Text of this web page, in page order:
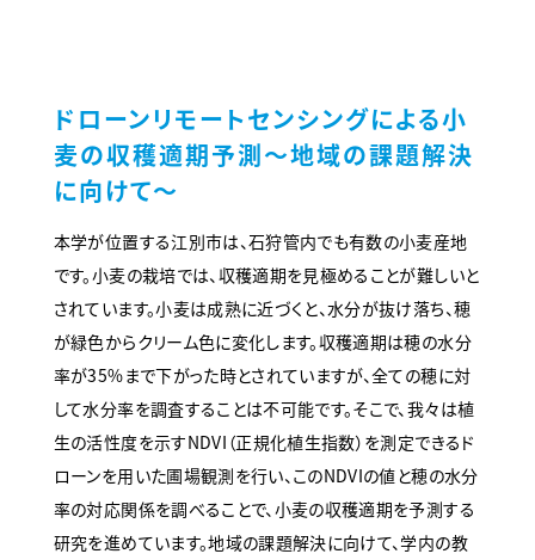
ドローンリモートセンシングによる小
麦の収穫適期予測～地域の課題解決
に向けて～
本学が位置する江別市は、石狩管内でも有数の小麦産地
です。小麦の栽培では、収穫適期を見極めることが難しいと
されています。小麦は成熟に近づくと、水分が抜け落ち、穂
が緑色からクリーム色に変化します。収穫適期は穂の水分
率が35%まで下がった時とされていますが、全ての穂に対
して水分率を調査することは不可能です。そこで、我々は植
生の活性度を示すNDVI（正規化植生指数）を測定できるド
ローンを用いた圃場観測を行い、このNDVIの値と穂の水分
率の対応関係を調べることで、小麦の収穫適期を予測する
研究を進めています。地域の課題解決に向けて、学内の教